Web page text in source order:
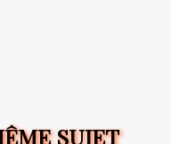
SUJET